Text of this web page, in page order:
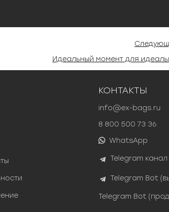
Идеальный момент для
КОНТАКТЫ
info@ex-bags.ru
8 800 500 73 36
WhatsApp
Telegram канал
Telegram Bot
Telegram Bot